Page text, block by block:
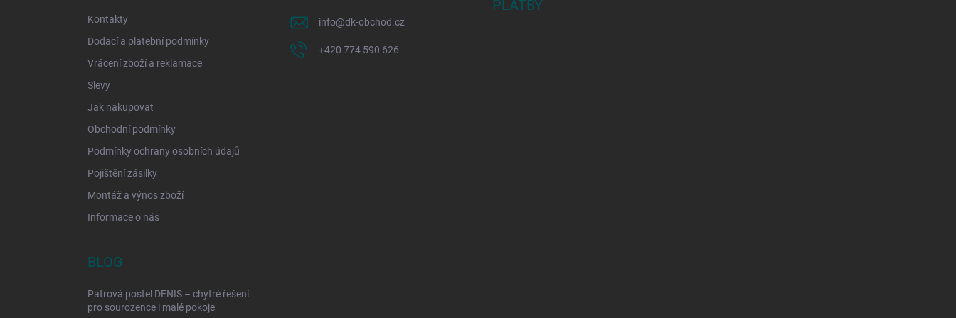
Kontakty
Dodací a platební podmínky
Vrácení zboží a reklamace
Slevy
Jak nakupovat
Obchodní podmínky
Podmínky ochrany osobních údajů
Pojištění zásilky
Montáž a výnos zboží
Informace o nás
info@dk-obchod.cz
+420 774 590 626
PLATBY
BLOG
Patrová postel DENIS – chytré řešení
pro sourozence i malé pokoje